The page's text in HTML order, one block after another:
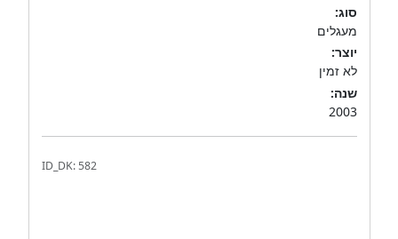
סוג:
מעגלים
יוצר:
לא זמין
שנה:
2003
ID_DK: 582